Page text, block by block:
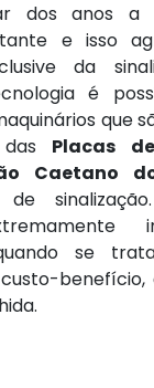
dos anos a
e isso
da
é
que
Placas
Caetano
de
se
benefício,